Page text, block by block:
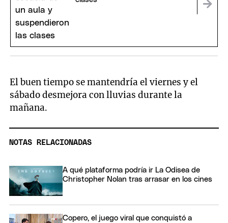
El buen tiempo se mantendría el viernes y el
sábado desmejora con lluvias durante la
mañana.
NOTAS RELACIONADAS
A qué plataforma podría ir La Odisea de
Christopher Nolan tras arrasar en los cines
Copero, el juego viral que conquistó a